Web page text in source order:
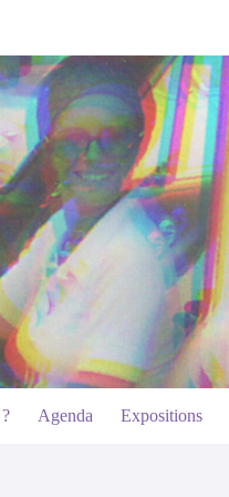
Agenda Expositions